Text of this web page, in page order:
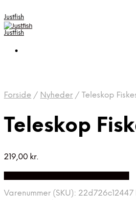
Justfish
Justfish
Forside / Nyheder / Teleskop
Teleskop
219,00 kr.
Varenummer (SKU): 22d726c12447